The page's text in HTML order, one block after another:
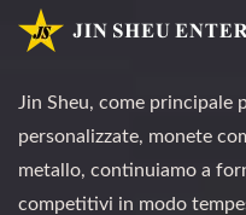
Jin Sheu, come principale
personalizzate, monete
metallo, continuiamo a
competitivi in modo